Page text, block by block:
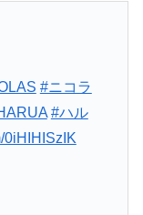
#ニコラ
#ハル
0iHIHISzIK